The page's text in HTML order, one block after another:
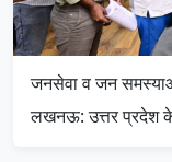
जनसेवा व जन समस्याओं
लखनऊ: उत्तर प्रदेश